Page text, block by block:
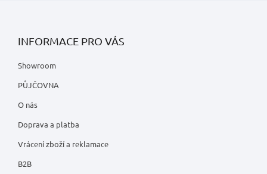
INFORMACE PRO VÁS
Showroom
PŮJČOVNA
O nás
Doprava a platba
Vrácení zboží a reklamace
B2B